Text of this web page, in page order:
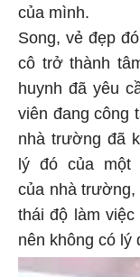
của mình.
Song, vẻ đẹp
cô trở thành
huynh đã yêu
viên đang công
nhà trường đã
lý đó của một
của nhà trường,
thái độ làm
nên không có lý